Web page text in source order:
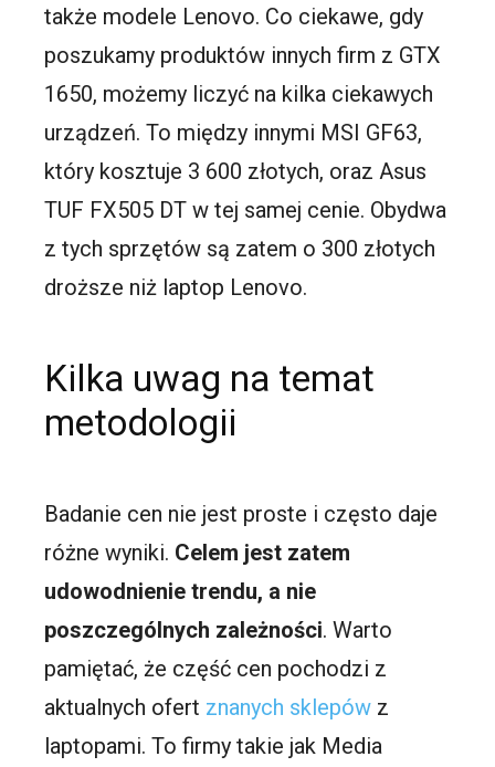
także modele Lenovo. Co ciekawe, gdy
poszukamy produktów innych firm z GTX
1650, możemy liczyć na kilka ciekawych
urządzeń. To między innymi MSI GF63,
który kosztuje 3 600 złotych, oraz Asus
TUF FX505 DT w tej samej cenie. Obydwa
z tych sprzętów są zatem o 300 złotych
droższe niż laptop Lenovo.
Kilka uwag na temat
metodologii
Badanie cen nie jest proste i często daje
różne wyniki. Celem jest zatem
udowodnienie trendu, a nie
poszczególnych zależności. Warto
pamiętać, że część cen pochodzi z
aktualnych ofert znanych sklepów z
laptopami. To firmy takie jak Media